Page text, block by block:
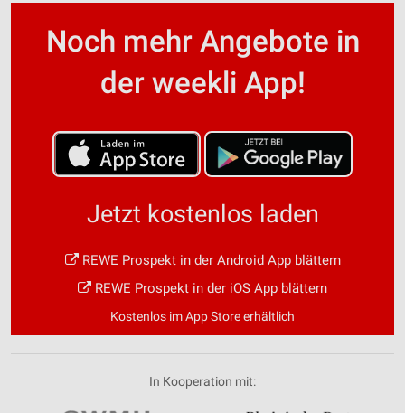
Noch mehr Angebote in
der weekli App!
Jetzt kostenlos laden
REWE Prospekt in der Android App blättern
REWE Prospekt in der iOS App blättern
Kostenlos im App Store erhältlich
In Kooperation mit: